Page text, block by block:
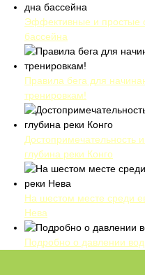
Эффективные и простые
бассейна
Правила бега для
тренировкам!
Достопримечательность
глубина реки Конго
На шестом месте среди
Нева
Подробно о давлении